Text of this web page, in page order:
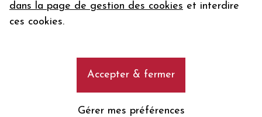
dans la page de gestion des cookies et interdire
ces cookies.
Accepter & fermer
Gérer mes préférences
En m’abonnant, j’accepte de recevoir la newsletter de la